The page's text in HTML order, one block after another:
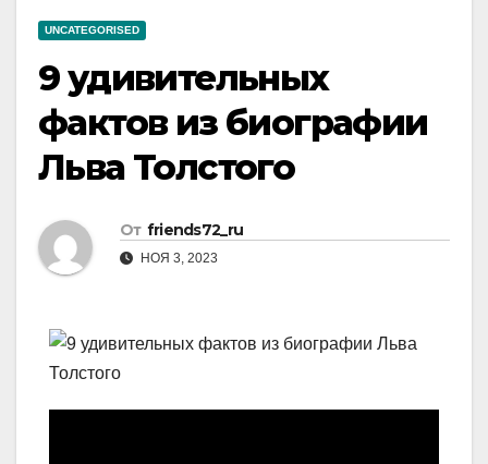
UNCATEGORISED
9 удивительных
фактов из биографии
Льва Толстого
От friends72_ru
НОЯ 3, 2023